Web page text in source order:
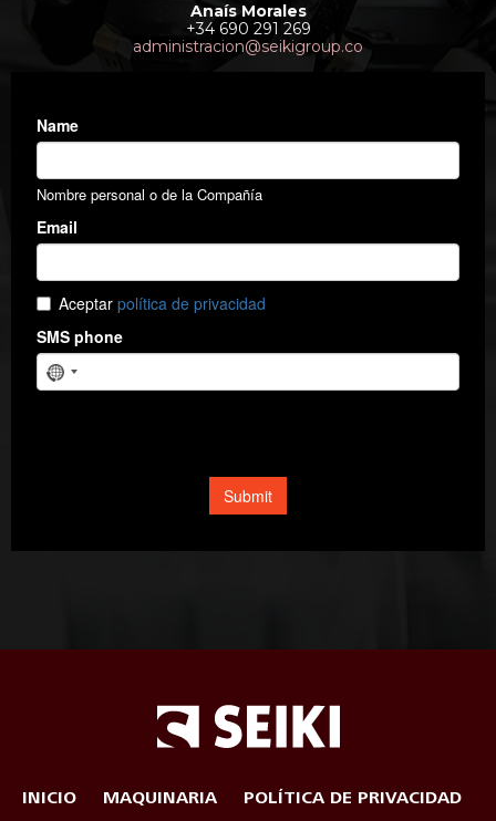
Anaís Morales
+34 690 291 269
administracion@seikigroup.co
INICIO MAQUINARIA POLÍTICA DE PRIVACIDAD